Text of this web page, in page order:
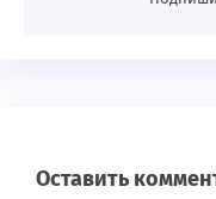
Оставить